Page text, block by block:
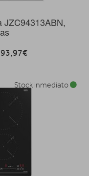
JZC94313ABN,
Stock inmediato